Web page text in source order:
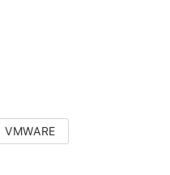
VMWARE